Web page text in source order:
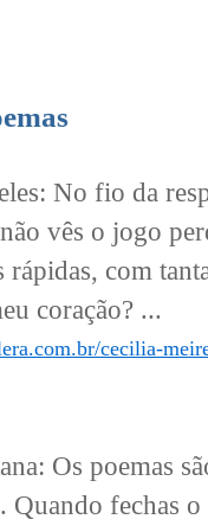
No fio da
vês o jogo
rápidas, com
coração? ...
cecilia-
Os poemas
Quando fechas